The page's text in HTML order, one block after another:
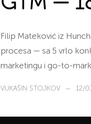
Filip Mateković iz
procesa — sa 5 vrlo
marketingu i go-to-
VUKAŠIN STOJKOV — 12/